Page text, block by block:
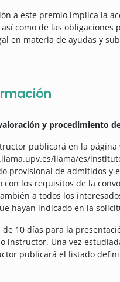
a este premio implica la
como de las obligaciones
en materia de ayudas y
y procedimiento
publicará en la página
iiama/es/
provisional de admitidos y
con los requisitos de la
a todos los
hayan indicado en la
10 días para la
instructor. Una vez
publicará el listado